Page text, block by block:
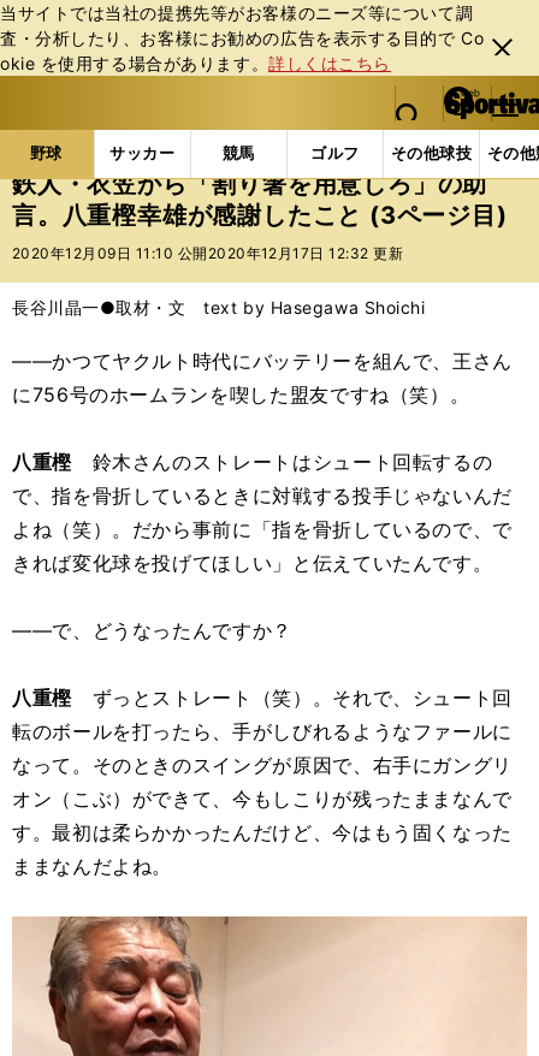
当サイトでは当社の提携先等がお客様のニーズ等について調
査・分析したり、お客様にお勧めの広告を表⽰する⽬的で Co
okie を使⽤する場合があります。詳しくはこちら
閉じ
る
web Sportiva (webスポルティーバ)
検索
マイペ
ー
ジ
メニュ
野球 サッカー 競馬 ゴルフ その他球技 その
b
ス
ポ
ル
バ
野球の記事一覧 プロ野球 鉄人・衣笠から「割り箸
鉄人・衣笠から「割り箸を用意しろ」の助
言。八重樫幸雄が感謝したこと (3ページ目)
2020年12月09日 11:10 公開 2020年12月17日 12:32 更新
長谷川晶一●取材・文 text by Hasegawa Shoichi
――かつてヤクルト時代にバッテリーを組んで、王さん
に756号のホームランを喫した盟友ですね（笑）。
八重樫鈴木さんのストレートはシュート回転するの
で、指を骨折しているときに対戦する投手じゃないんだ
よね（笑）。だから事前に「指を骨折しているので、で
きれば変化球を投げてほしい」と伝えていたんです。
――で、どうなったんですか？
八重樫ずっとストレート（笑）。それで、シュート回
転のボールを打ったら、手がしびれるようなファールに
なって。そのときのスイングが原因で、右手にガングリ
オン（こぶ）ができて、今もしこりが残ったままなんで
す。最初は柔らかかったんだけど、今はもう固くなった
ままなんだよね。